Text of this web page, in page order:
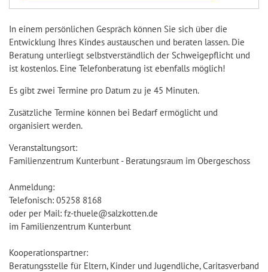
In einem persönlichen Gespräch können Sie sich über die
Entwicklung Ihres Kindes austauschen und beraten lassen. Die
Beratung unterliegt selbstverständlich der Schweigepflicht und
ist kostenlos. Eine Telefonberatung ist ebenfalls möglich!
Es gibt zwei Termine pro Datum zu je 45 Minuten.
Zusätzliche Termine können bei Bedarf ermöglicht und
organisiert werden.
Veranstaltungsort:
Familienzentrum Kunterbunt - Beratungsraum im Obergeschoss
Anmeldung:
Telefonisch: 05258 8168
oder per Mail: fz-thuele@salzkotten.de
im Familienzentrum Kunterbunt
Kooperationspartner:
Beratungsstelle für Eltern, Kinder und Jugendliche, Caritasverband